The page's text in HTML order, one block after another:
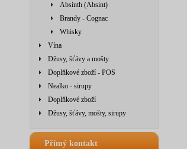
Absinth (Absint)
Brandy - Cognac
Whisky
Vína
Džusy, šťávy a mošty
Doplňkové zboží - POS
Nealko - sirupy
Doplňkové zboží
Džusy, šťávy, mošty, sirupy
Přímý kontakt